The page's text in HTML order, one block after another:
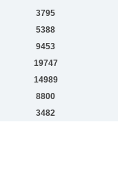
3795
5388
9453
19747
14989
8800
3482